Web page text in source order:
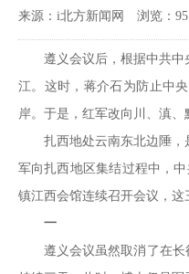
来源：i北方新闻网 浏览：
遵义会议后，根据中共
江。这时，蒋介石为防止中
岸。于是，红军改向川、滇、
扎西地处云南东北边陲
军向扎西地区集结过程中，
镇江西会馆连续召开会议，这
一
遵义会议虽然取消了在